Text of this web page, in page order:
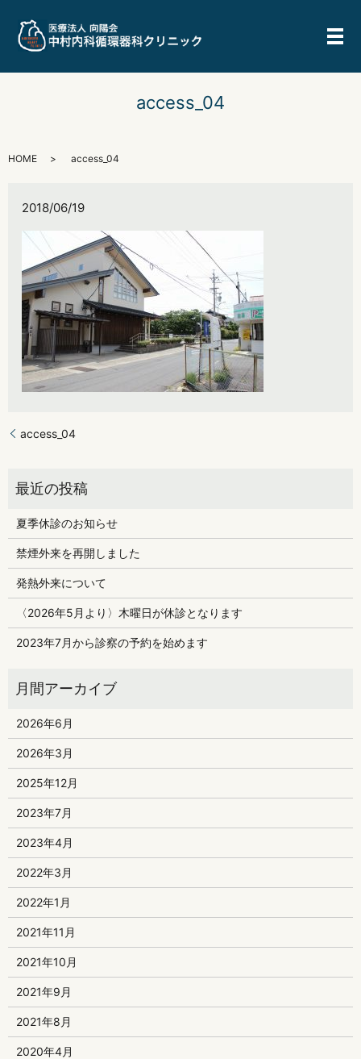
メ
access_04
HOME access_04
2018/06/19
access_04
夏季休診のお知らせ
禁煙外来を再開しました
発熱外来について
〈2026年5月より〉木曜日が休診となります
2023年7月から診察の予約を始めます
2026年6月
2026年3月
2025年12月
2023年7月
2023年4月
2022年3月
2022年1月
2021年11月
2021年10月
2021年9月
2021年8月
2020年4月